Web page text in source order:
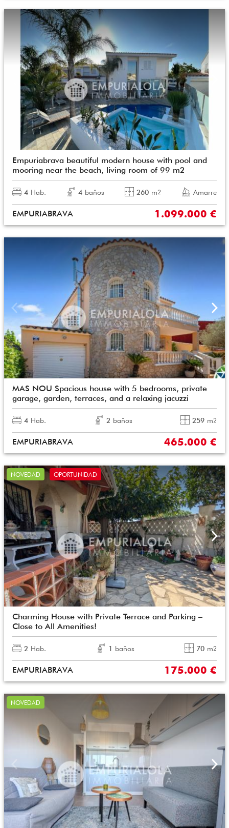
Empuriabrava beautiful modern house with pool and
mooring near the beach, living room of 99 m2
4 Hab. 4 baños 260 m2 Amarre
EMPURIABRAVA 1.099.000 €
MAS NOU Spacious house with 5 bedrooms, private
garage, garden, terraces, and a relaxing jacuzzi
4 Hab. 2 baños 259 m2
EMPURIABRAVA 465.000 €
NOVEDAD OPORTUNIDAD
Charming House with Private Terrace and Parking –
Close to All Amenities!
2 Hab. 1 baños 70 m2
EMPURIABRAVA 175.000 €
NOVEDAD